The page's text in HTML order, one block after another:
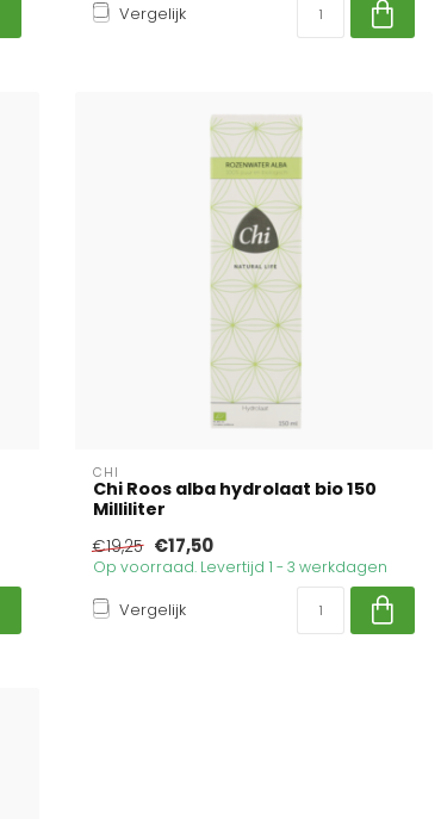
Vergelijk
CHI
Chi Roos alba hydrolaat bio 150
Milliliter
€19,25 €17,50
Op voorraad. Levertijd 1 - 3 werkdagen
Vergelijk